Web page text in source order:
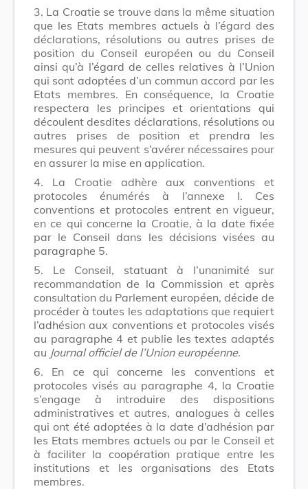
3. La Croatie se trouve dans la même situation
que les Etats membres actuels à l’égard des
déclarations, résolutions ou autres prises de
position du Conseil européen ou du Conseil
ainsi qu’à l’égard de celles relatives à l’Union
qui sont adoptées d’un commun accord par les
Etats membres. En conséquence, la Croatie
respectera les principes et orientations qui
découlent desdites déclarations, résolutions ou
autres prises de position et prendra les
mesures qui peuvent s’avérer nécessaires pour
en assurer la mise en application.
4. La Croatie adhère aux conventions et
protocoles énumérés à l’annexe I. Ces
conventions et protocoles entrent en vigueur,
en ce qui concerne la Croatie, à la date fixée
par le Conseil dans les décisions visées au
paragraphe 5.
5. Le Conseil, statuant à l’unanimité sur
recommandation de la Commission et après
consultation du Parlement européen, décide de
procéder à toutes les adaptations que requiert
l’adhésion aux conventions et protocoles visés
au paragraphe 4 et publie les textes adaptés
au Journal officiel de l’Union européenne.
6. En ce qui concerne les conventions et
protocoles visés au paragraphe 4, la Croatie
s’engage à introduire des dispositions
administratives et autres, analogues à celles
qui ont été adoptées à la date d’adhésion par
les Etats membres actuels ou par le Conseil et
à faciliter la coopération pratique entre les
institutions et les organisations des Etats
membres.